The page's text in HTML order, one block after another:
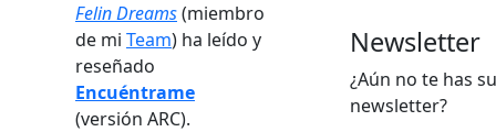
Felin Dreams(miembro
de mi Team) ha leído y
reseñado
Encuéntrame
(versión ARC).
Newsletter
¿Aún no te has
newsletter?